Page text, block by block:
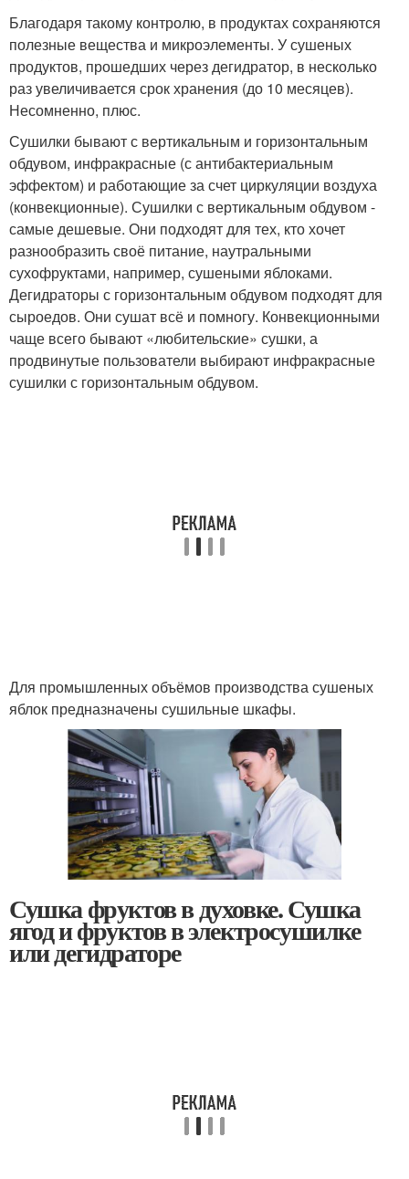
Благодаря такому контролю, в продуктах сохраняются
полезные вещества и микроэлементы. У сушеных
продуктов, прошедших через дегидратор, в несколько
раз увеличивается срок хранения (до 10 месяцев).
Несомненно, плюс.
Сушилки бывают с вертикальным и горизонтальным
обдувом, инфракрасные (с антибактериальным
эффектом) и работающие за счет циркуляции воздуха
(конвекционные). Сушилки с вертикальным обдувом -
самые дешевые. Они подходят для тех, кто хочет
разнообразить своё питание, наутральными
сухофруктами, например, сушеными яблоками.
Дегидраторы с горизонтальным обдувом подходят для
сыроедов. Они сушат всё и помногу. Конвекционными
чаще всего бывают «любительские» сушки, а
продвинутые пользователи выбирают инфракрасные
сушилки с горизонтальным обдувом.
Для промышленных объёмов производства сушеных
яблок предназначены сушильные шкафы.
Сушка фруктов в духовке. Сушка
ягод и фруктов в электросушилке
или дегидраторе